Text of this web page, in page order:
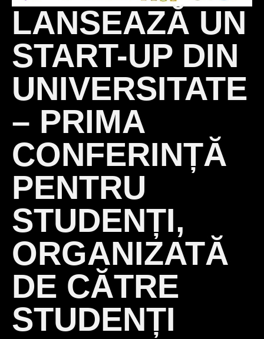
LANSEAZĂ UN
START-UP DIN
UNIVERSITATE
– PRIMA
CONFERINȚĂ
PENTRU
STUDENȚI,
ORGANIZATĂ
DE CĂTRE
STUDENȚI